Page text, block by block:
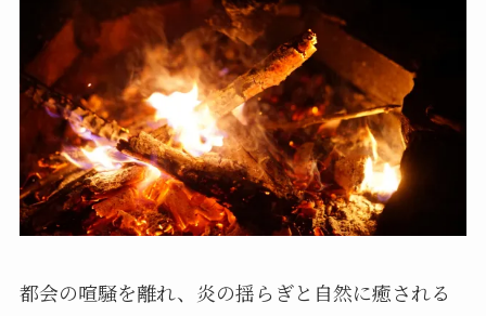
都会の喧騒を離れ、炎の揺らぎと自然に癒される